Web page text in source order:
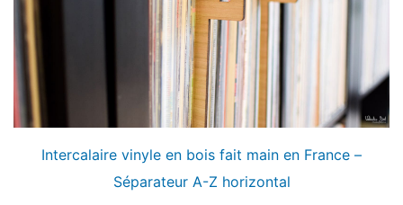
Intercalaire vinyle en bois fait main en France –
Séparateur A-Z horizontal